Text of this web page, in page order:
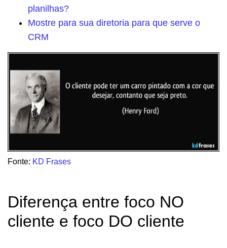
planilhas?
Mostre para sua diretoria para que serve o
CRM
Fonte: KD Frases
Diferença entre foco NO
cliente e foco DO cliente